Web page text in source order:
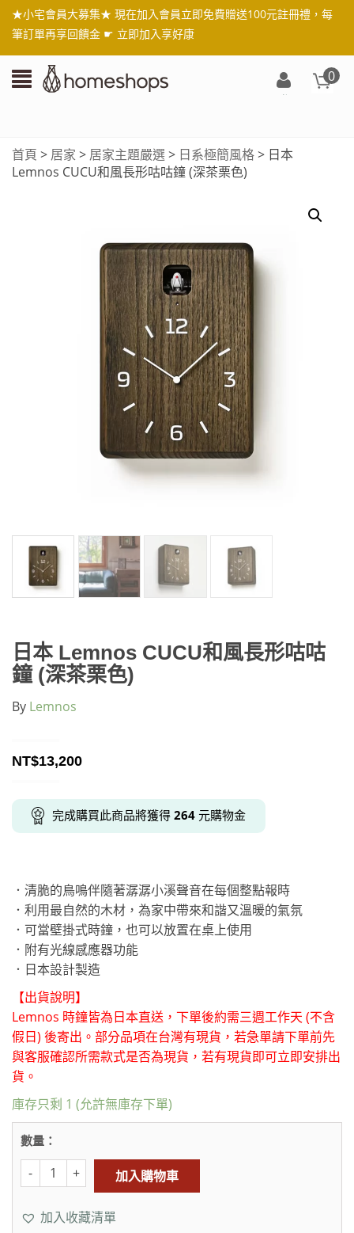
★小宅會員大募集★ 現在加入會員立即免費贈送100元註冊禮，每
筆訂單再享回饋金 ☛ 立即加入享好康
0
冊
首頁 > 居家 > 居家主題嚴選> 日系極簡風格> 日本
Lemnos CUCU和風長形咕咕鐘 (深茶栗色)
日本 Lemnos CUCU和風長形咕咕
鐘 (深茶栗色)
By Lemnos
NT$13,200
完成購買此商品將獲得 264 元購物金
．清脆的鳥鳴伴隨著潺潺小溪聲音在每個整點報時
．利用最自然的木材，為家中帶來和諧又溫暖的氣氛
．可當壁掛式時鐘，也可以放置在桌上使用
．附有光線感應器功能
．日本設計製造
【出貨說明】
Lemnos 時鐘皆為日本直送，下單後約需三週工作天 (不含
假日) 後寄出。部分品項在台灣有現貨，若急單請下單前先
與客服確認所需款式是否為現貨，若有現貨即可立即安排出
貨。
庫存只剩 1 (允許無庫存下單)
數量：
加入購物車
加入收藏清單